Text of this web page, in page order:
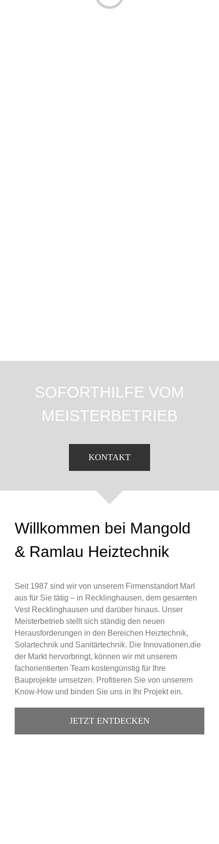
SOFORTHILFE VOM
MEISTERBETRIEB
KONTAKT
Willkommen bei Mangold
& Ramlau Heiztechnik
Seit 1987 sind wir von unserem Firmenstandort Marl
aus für Sie tätig – in Recklinghausen, dem gesamten
Vest Recklinghausen und darüber hinaus. Unser
Meisterbetrieb stellt sich ständig den neuen
Herausforderungen in den Bereichen Heiztechnik,
Solartechnik und Sanitärtechnik. Die Innovationen,die
der Markt hervorbringt, können wir mit unserem
fachorientierten Team kostengünstig für Ihre
Bauprojekte umsetzen. Profitieren Sie von unserem
Know-How und binden Sie uns in Ihr Projekt ein.
JETZT ENTDECKEN